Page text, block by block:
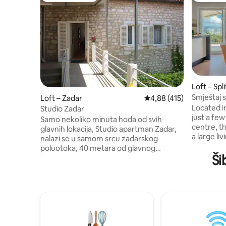
Loft – Zadar Prosječna ocjena: 4,88/
4,88 (415)
Studio Zadar
Samo nekoliko minuta hoda od svih
glavnih lokacija, Studio apartman Zadar,
nalazi se u samom srcu zadarskog
poluotoka, 40 metara od glavnog
instalacijama Morskih orgulja i Pozdrav
Loft –
Smještaj
Located in a
just a
centre,
a large
with a
and bed
private